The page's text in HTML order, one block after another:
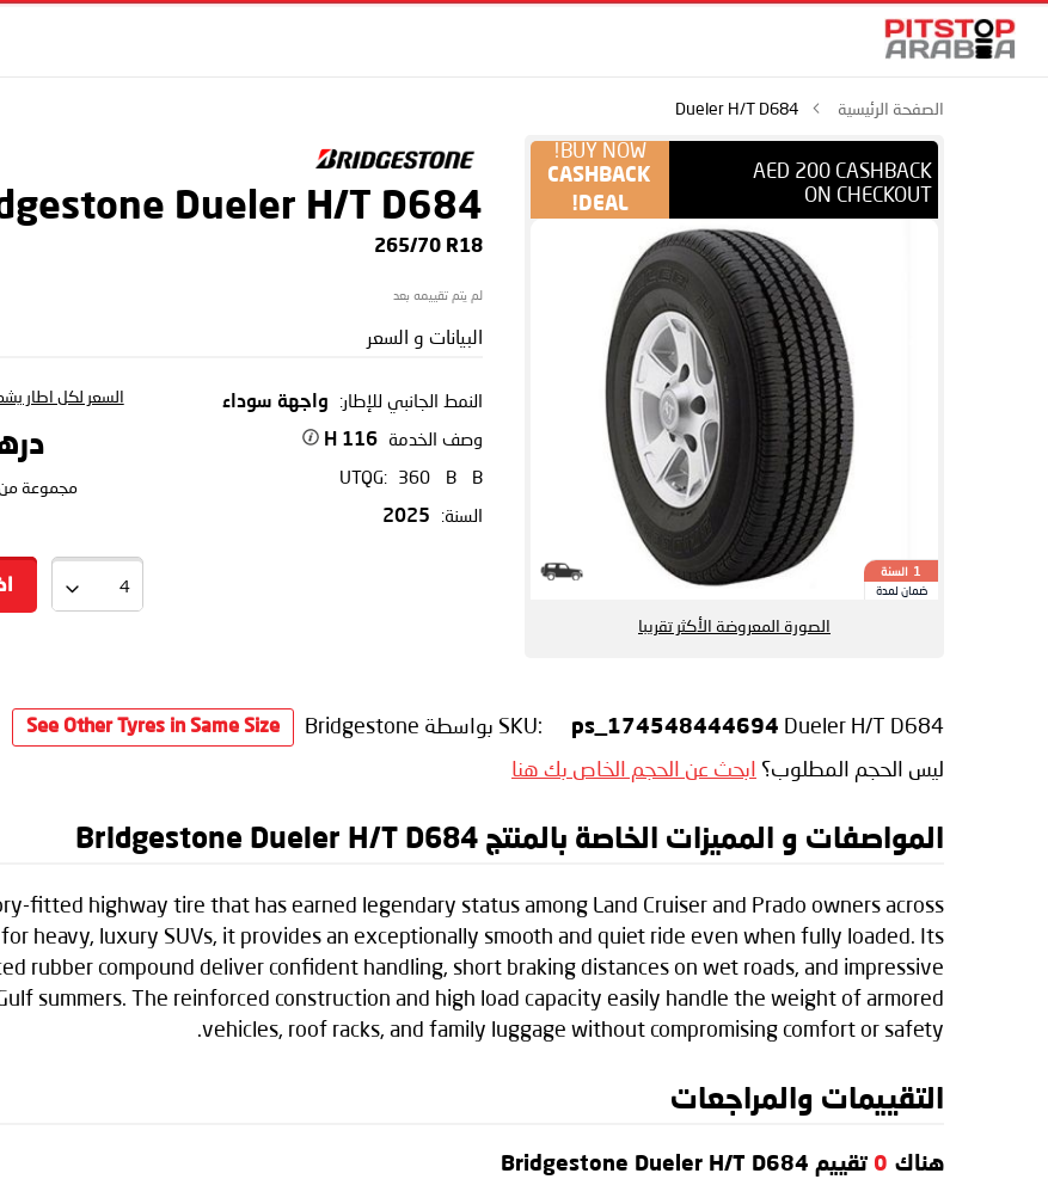
الصفحة الرئيسية Dueler H/T D684
Dueler H/T D684
265/70 R18
لم يتم تقييمه بعد
AED 200 CASHBACK
ON CHECKOUT
BUY NOW!
CASHBACK
DEAL!
1 السنة
ضمان لمدة
الصورة المعروضة الأكثر تقريبا
البيانات و السعر
النمط الجانبي للإطار: واجهة سوداء
وصف الخدمة 116 H
UTQG: 360 B
B
السنة:
2025
السعر لكل اطار
درهم
مجموعة من
SKU: ps_174548444694 Dueler H/T D684 بواسطة Bridgestone See Other Tyres in Same Size
ليس الحجم المطلوب؟ ابحث عن الحجم الخاص بك هنا
المواصفات و المميزات الخاصة بالمنتج Bridgestone Dueler H/T D684
fitted highway tire that has earned legendary status among Land Cruiser and Prado owners across
heavy, luxury SUVs, it provides an exceptionally smooth and quiet ride even when fully loaded. Its
rubber compound deliver confident handling, short braking distances on wet roads, and impressive
summers. The reinforced construction and high load capacity easily handle the weight of armored
vehicles, roof racks, and family luggage without compromising comfort or safety.
التقييمات والمراجعات
هناك 0 تقييم Bridgestone Dueler H/T D684